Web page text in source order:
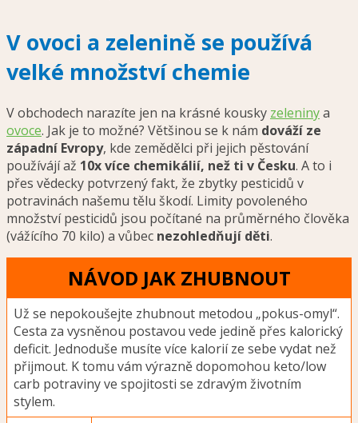
V ovoci a zelenině se používá
velké množství chemie
V obchodech narazíte jen na krásné kousky zeleninya
ovoce. Jak je to možné? Většinou se k nám dováží ze
západní Evropy, kde zemědělci při jejich pěstování
používájí až 10x více chemikálií, než ti v Česku. A to i
přes vědecky potvrzený fakt, že zbytky pesticidů v
potravinách našemu tělu škodí. Limity povoleného
množství pesticidů jsou počítané na průměrného člověka
(vážícího 70 kilo) a vůbec nezohledňují děti.
NÁVOD JAK ZHUBNOUT
Už se nepokoušejte zhubnout metodou „pokus-omyl“.
Cesta za vysněnou postavou vede jedině přes kalorický
deficit. Jednoduše musíte více kalorií ze sebe vydat než
přijmout. K tomu vám výrazně dopomohou keto/low
carb potraviny ve spojitosti se zdravým životním
stylem.